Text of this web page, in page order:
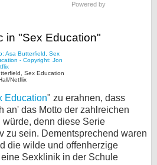
Powered by
in "Sex Education"
Sex Education
Netflix
Education" zu erahnen, dass
an' das Motto der zahlreichen
denn diese Serie
zu sein. Dementsprechend waren
die wilde und offenherzige
Sexklinik in der Schule